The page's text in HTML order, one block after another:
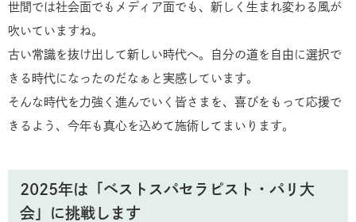
世間では社会面でもメディア面でも、新しく生まれ変わる風が
吹いていますね。
古い常識を抜け出して新しい時代へ。自分の道を自由に選択で
きる時代になったのだなぁと実感しています。
そんな時代を力強く進んでいく皆さまを、喜びをもって応援で
きるよう、今年も真心を込めて施術してまいります。
2025年は「ベストスパセラピスト・パリ大
会」に挑戦します